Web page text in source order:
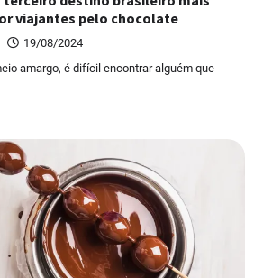
viajantes pelo chocolate
19/08/2024
amargo, é difícil encontrar alguém que